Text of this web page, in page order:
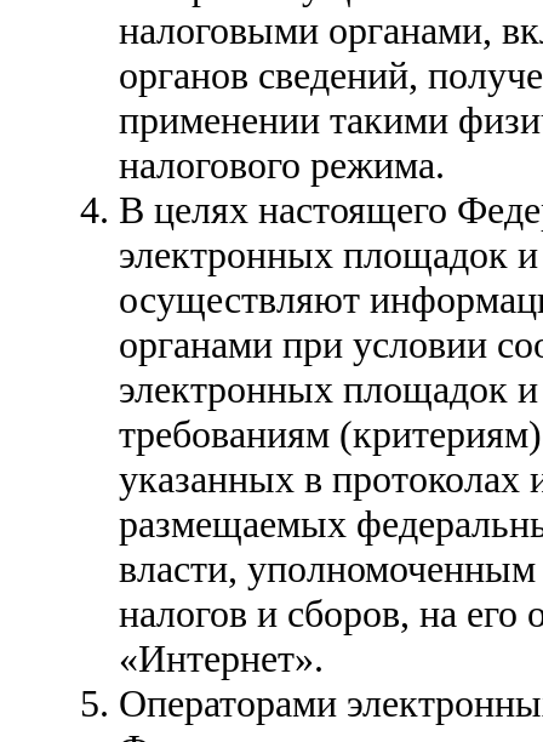
налоговыми органами,
органов сведений,
применении такими
налогового режима.
В целях настоящего
электронных площадок
осуществляют
органами при условии
электронных площадок
требованиям
указанных в
размещаемых
власти,
налогов и сборов, на его
«Интернет».
Операторами